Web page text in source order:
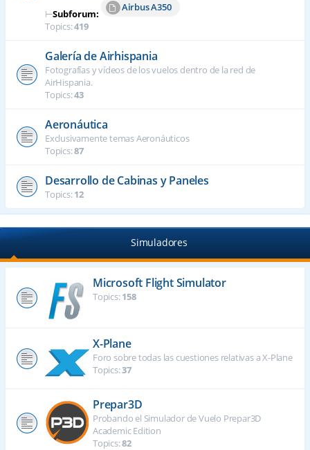
⊢Subforum:
Airbus A350
Topics:419
Galería de Airhispania
Fotografías y vídeos de los vuelos dentro de la red de
AirHispania.
Topics:43
Aeronáutica
Exclusivamente temas Aeronáuticos
Topics:87
Desarrollo de Cabinas y Paneles
Topics:12
Simuladores
Microsoft Flight Simulator
Topics:158
X-Plane
Foro sobre todas las cuestiones relativas a X-Plane
Topics:37
Prepar3D
Probando el Simulador de Vuelo Prepar3D
Academic Edition
Topics:82